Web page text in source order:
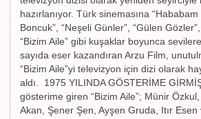
hazırlanıyor. Türk sinemasına “Hababam
Boncuk”, “Neşeli Günler”, “Gülen
“Bizim Aile” gibi kuşaklar boyunca
sayıda eser kazandıran Arzu Film,
“Bizim Aile”yi televizyon için dizi olarak
aldı. 1975 YILINDA GÖSTERİME
gösterime giren “Bizim Aile”; Münir
Akan, Şener Şen, Ayşen Gruda, Itır Esen